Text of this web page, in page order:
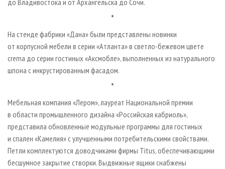
до Владивостока и от Архангельска до Сочи.
*
На стенде фабрики «Дана» были представлены новинки
от корпусной мебели в серии «Атланта» в светло-бежевом цвете
crema до серии гостиных «Аксмобле», выполненных из натурального
шпона с инкрустированным фасадом.
*
Мебельная компания «Лером», лауреат Национальной премии
в области промышленного дизайна «Российская кабриоль»,
представила обновленные модульные программы для гостиных
и спален «Камелия» с улучшенными потребительскими свойствами.
Петли комплектуются доводчиками фирмы Titus, обеспечивающими
бесшумное закрытие створки. Выдвижные ящики снабжены